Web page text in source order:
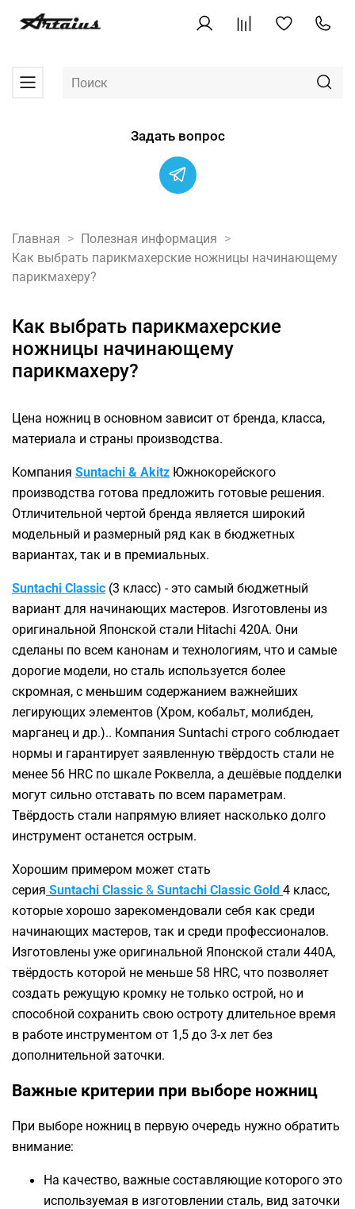
Главная
Полезная информация
Как выбрать парикмахерские ножницы начинающему
парикмахеру?
Как выбрать парикмахерские
ножницы начинающему
парикмахеру?
Цена ножниц в основном зависит от бренда, класса,
материала и страны производства.
Компания Suntachi & Akitz Южнокорейского
производства готова предложить готовые решения.
Отличительной чертой бренда является широкий
модельный и размерный ряд как в бюджетных
вариантах, так и в премиальных.
Suntachi Classic (3 класс) - это самый бюджетный
вариант для начинающих мастеров. Изготовлены из
оригинальной Японской стали Hitachi 420А. Они
сделаны по всем канонам и технологиям, что и самые
дорогие модели, но сталь используется более
скромная, с меньшим содержанием важнейших
легирующих элементов (Хром, кобальт, молибден,
марганец и др.).. Компания Suntachi строго соблюдает
нормы и гарантирует заявленную твёрдость стали не
менее 56 HRC по шкале Роквелла, а дешёвые подделки
могут сильно отставать по всем параметрам.
Твёрдость стали напрямую влияет насколько долго
инструмент останется острым.
Хорошим примером может стать
серия Suntachi Classic & Suntachi Classic Gold 4 класс,
которые хорошо зарекомендовали себя как среди
начинающих мастеров, так и среди профессионалов.
Изготовлены уже оригинальной Японской стали 440А,
твёрдость которой не меньше 58 HRC, что позволяет
создать режущую кромку не только острой, но и
способной сохранить свою остроту длительное время
в работе инструментом от 1,5 до 3-х лет без
дополнительной заточки.
Важные критерии при выборе ножниц
При выборе ножниц в первую очередь нужно обратить
внимание:
На качество, важные составляющие которого это
используемая в изготовлении сталь, вид заточки
Задать вопрос